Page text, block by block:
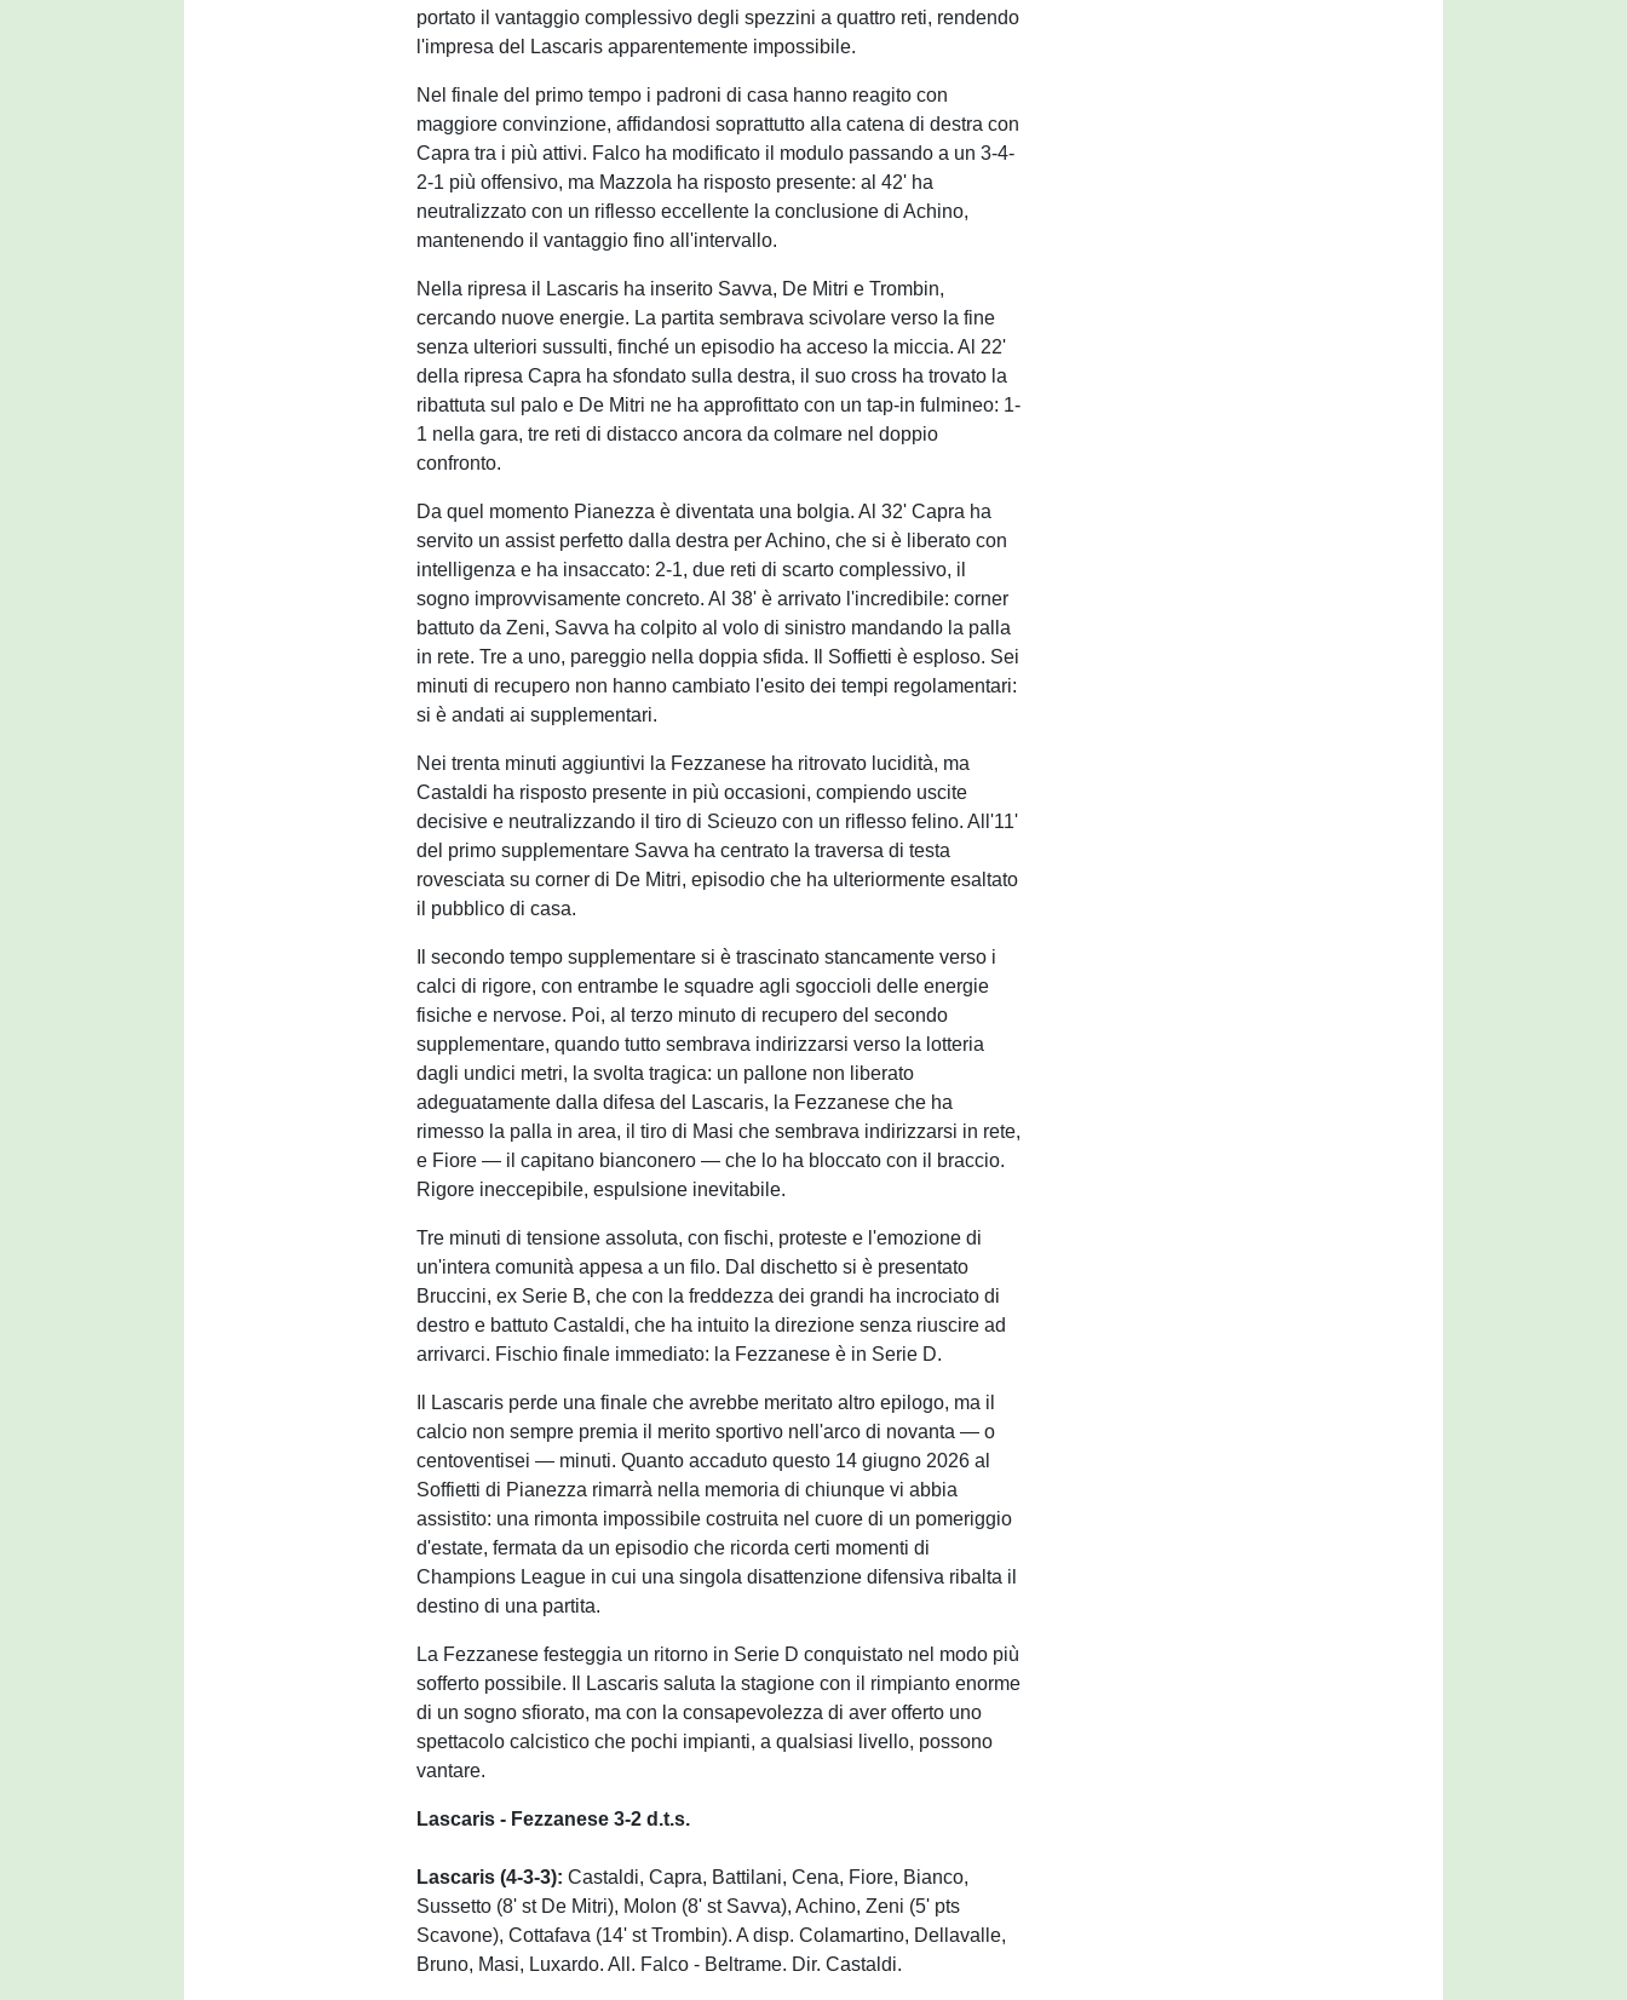
portato il vantaggio complessivo degli spezzini a quattro reti, rendendo
l'impresa del Lascaris apparentemente impossibile.
Nel finale del primo tempo i padroni di casa hanno reagito con
maggiore convinzione, affidandosi soprattutto alla catena di destra con
Capra tra i più attivi. Falco ha modificato il modulo passando a un 3-4-
2-1 più offensivo, ma Mazzola ha risposto presente: al 42' ha
neutralizzato con un riflesso eccellente la conclusione di Achino,
mantenendo il vantaggio fino all'intervallo.
Nella ripresa il Lascaris ha inserito Savva, De Mitri e Trombin,
cercando nuove energie. La partita sembrava scivolare verso la fine
senza ulteriori sussulti, finché un episodio ha acceso la miccia. Al 22'
della ripresa Capra ha sfondato sulla destra, il suo cross ha trovato la
ribattuta sul palo e De Mitri ne ha approfittato con un tap-in fulmineo: 1-
1 nella gara, tre reti di distacco ancora da colmare nel doppio
confronto.
Da quel momento Pianezza è diventata una bolgia. Al 32' Capra ha
servito un assist perfetto dalla destra per Achino, che si è liberato con
intelligenza e ha insaccato: 2-1, due reti di scarto complessivo, il
sogno improvvisamente concreto. Al 38' è arrivato l'incredibile: corner
battuto da Zeni, Savva ha colpito al volo di sinistro mandando la palla
in rete. Tre a uno, pareggio nella doppia sfida. Il Soffietti è esploso. Sei
minuti di recupero non hanno cambiato l'esito dei tempi regolamentari:
si è andati ai supplementari.
Nei trenta minuti aggiuntivi la Fezzanese ha ritrovato lucidità, ma
Castaldi ha risposto presente in più occasioni, compiendo uscite
decisive e neutralizzando il tiro di Scieuzo con un riflesso felino. All'11'
del primo supplementare Savva ha centrato la traversa di testa
rovesciata su corner di De Mitri, episodio che ha ulteriormente esaltato
il pubblico di casa.
Il secondo tempo supplementare si è trascinato stancamente verso i
calci di rigore, con entrambe le squadre agli sgoccioli delle energie
fisiche e nervose. Poi, al terzo minuto di recupero del secondo
supplementare, quando tutto sembrava indirizzarsi verso la lotteria
dagli undici metri, la svolta tragica: un pallone non liberato
adeguatamente dalla difesa del Lascaris, la Fezzanese che ha
rimesso la palla in area, il tiro di Masi che sembrava indirizzarsi in rete,
e Fiore — il capitano bianconero — che lo ha bloccato con il braccio.
Rigore ineccepibile, espulsione inevitabile.
Tre minuti di tensione assoluta, con fischi, proteste e l'emozione di
un'intera comunità appesa a un filo. Dal dischetto si è presentato
Bruccini, ex Serie B, che con la freddezza dei grandi ha incrociato di
destro e battuto Castaldi, che ha intuito la direzione senza riuscire ad
arrivarci. Fischio finale immediato: la Fezzanese è in Serie D.
Il Lascaris perde una finale che avrebbe meritato altro epilogo, ma il
calcio non sempre premia il merito sportivo nell'arco di novanta — o
centoventisei — minuti. Quanto accaduto questo 14 giugno 2026 al
Soffietti di Pianezza rimarrà nella memoria di chiunque vi abbia
assistito: una rimonta impossibile costruita nel cuore di un pomeriggio
d'estate, fermata da un episodio che ricorda certi momenti di
Champions League in cui una singola disattenzione difensiva ribalta il
destino di una partita.
La Fezzanese festeggia un ritorno in Serie D conquistato nel modo più
sofferto possibile. Il Lascaris saluta la stagione con il rimpianto enorme
di un sogno sfiorato, ma con la consapevolezza di aver offerto uno
spettacolo calcistico che pochi impianti, a qualsiasi livello, possono
vantare.
Lascaris - Fezzanese 3-2 d.t.s.
Lascaris (4-3-3):Castaldi, Capra, Battilani, Cena, Fiore, Bianco,
Sussetto (8' st De Mitri), Molon (8' st Savva), Achino, Zeni (5' pts
Scavone), Cottafava (14' st Trombin). A disp. Colamartino, Dellavalle,
Bruno, Masi, Luxardo. All. Falco - Beltrame. Dir. Castaldi.